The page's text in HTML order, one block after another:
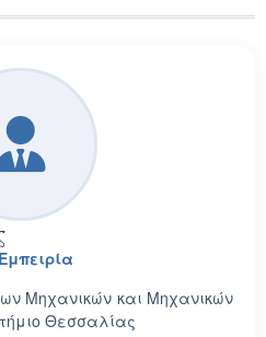
Μηχανικών και Μηχανικών
Θεσσαλίας